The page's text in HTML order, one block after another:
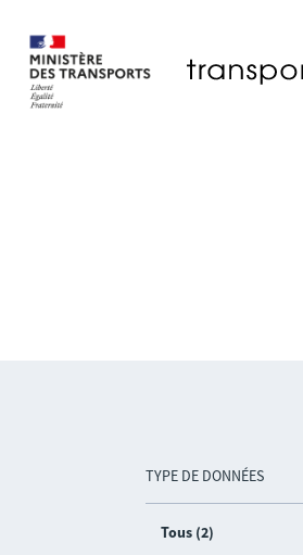
TYPE DE DONNÉES
Tous (2)